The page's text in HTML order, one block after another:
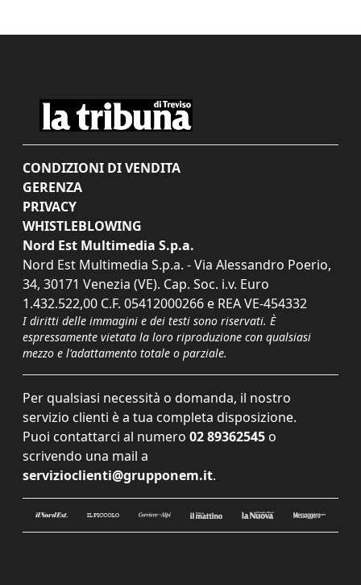
CONDIZIONI DI VENDITA
GERENZA
PRIVACY
WHISTLEBLOWING
Nord Est Multimedia S.p.a.
Nord Est Multimedia S.p.a. - Via Alessandro Poerio,
34, 30171 Venezia (VE). Cap. Soc. i.v. Euro
1.432.522,00 C.F. 05412000266 e REA VE-454332
I diritti delle immagini e dei testi sono riservati. È
espressamente vietata la loro riproduzione con qualsiasi
mezzo e l'adattamento totale o parziale.
Per qualsiasi necessità o domanda, il nostro
servizio clienti è a tua completa disposizione.
Puoi contattarci al numero 02 89362545 o
scrivendo una mail a
servizioclienti@grupponem.it.